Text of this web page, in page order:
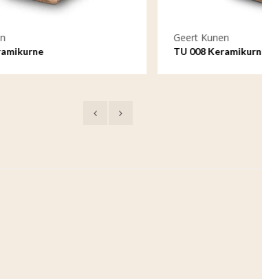
Geert Kunen
TU 008 Keramikurne